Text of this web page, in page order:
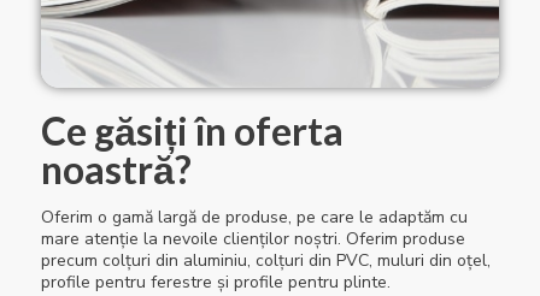
Ce găsiți în oferta
noastră?
Oferim o gamă largă de produse, pe care le adaptăm cu
mare atenție la nevoile clienților noștri. Oferim produse
precum colțuri din aluminiu, colțuri din PVC, muluri din oțel,
profile pentru ferestre și profile pentru plinte.